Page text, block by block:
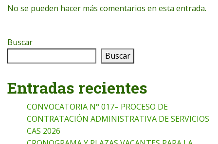
No se pueden hacer más comentarios en esta entrada.
Buscar
Buscar
Entradas recientes
CONVOCATORIA N° 017– PROCESO DE
CONTRATACIÓN ADMINISTRATIVA DE SERVICIOS
CAS 2026